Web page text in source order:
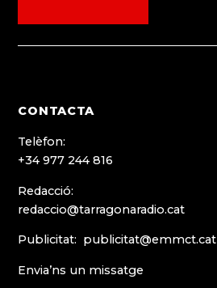
CONTACTA
Telèfon:
+34 977 244 816
Redacció:
redaccio@tarragonaradio.cat
Publicitat: publicitat@emmct.cat
Envia’ns un missatge